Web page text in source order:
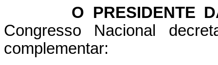
O PRESIDENTE DA
Congresso Nacional
complementar: